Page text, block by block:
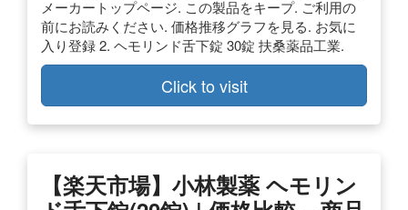
メーカートップページ. この製品をキープ. ご利用の
前にお読みください. 価格推移グラフを見る. お気に
入り登録 2. ヘモリンド舌下錠 30錠 扶桑薬品工業.
Click to visit
【楽天市場】小林製薬 ヘモリン